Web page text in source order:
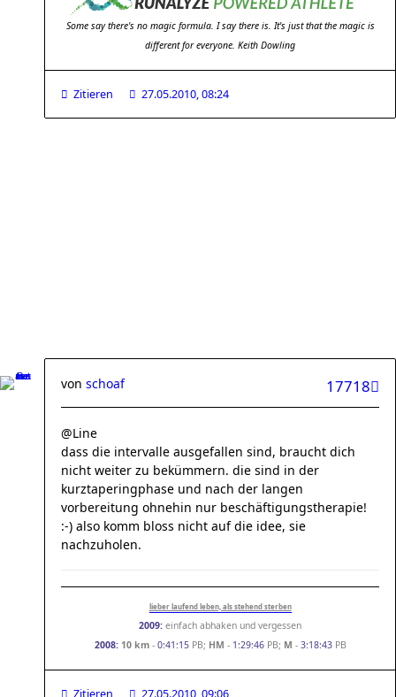
Some say there's no magic formula. I say there is. It's just that the magic is
different for everyone. Keith Dowling
Zitieren 27.05.2010, 08:24
17718
von schoaf
@Line
dass die intervalle ausgefallen sind, braucht dich
nicht weiter zu bekümmern. die sind in der
kurztaperingphase und nach der langen
vorbereitung ohnehin nur beschäftigungstherapie!
:-) also komm bloss nicht auf die idee, sie
nachzuholen.
lieber laufend leben, als stehend sterben
2009: einfach abhaken und vergessen
2008: 10 km- 0:41:15PB; HM - 1:29:46PB; M - 3:18:43PB
Zitieren 27.05.2010, 09:06